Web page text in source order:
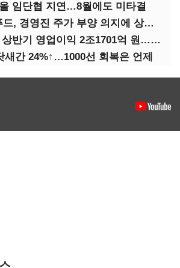
임단협 지연…8월에도 미타결
(특징주)윙입푸드, 경영진 주가 부양 의지에 상한가
한국투자증권, 상반기 영업이익 2조1701억 원… 전년비 89.1%↑
새간 24%↑…1000선 회복은 언제